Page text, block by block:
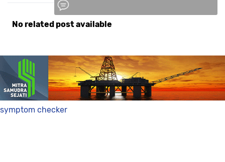
No related post available
symptom checker